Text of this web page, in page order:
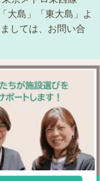
大島」「東大島」よ
しては、お問い合